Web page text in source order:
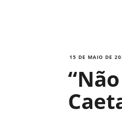
15 DE MAIO DE